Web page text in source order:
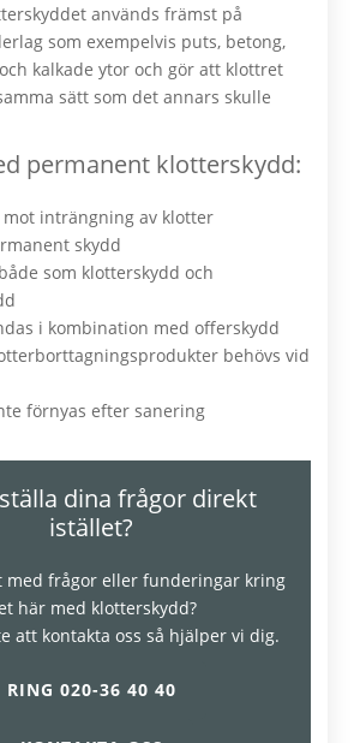
används främst på
som exempelvis puts, betong,
kalkade ytor och gör att klottret
sätt som det annars skulle
permanent klotterskydd:
mot inträngning av klotter
skydd
som klotterskydd och
i kombination med offerskydd
behövs vid
förnyas efter sanering
dina frågor direkt
istället?
med frågor eller funderingar kring
här med klotterskydd?
att kontakta oss så hjälper vi dig.
RING 020-36 40 40